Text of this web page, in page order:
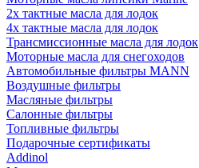
2х тактные масла для лодок
4х тактные масла для лодок
Трансмиссионные масла для лодок
Моторные масла для снегоходов
Автомобильные фильтры MANN
Воздушные фильтры
Масляные фильтры
Салонные фильтры
Топливные фильтры
Подарочные сертификаты
Addinol